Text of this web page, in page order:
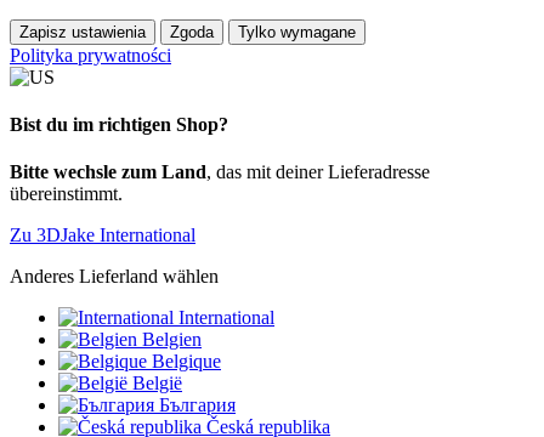
Zapisz ustawienia Zgoda Tylko wymagane
Polityka prywatności
Bist du im richtigen Shop?
Bitte wechsle zum Land, das mit deiner Lieferadresse
übereinstimmt.
Zu 3DJake International
Anderes Lieferland wählen
International
Belgien
Belgique
België
България
Česká republika